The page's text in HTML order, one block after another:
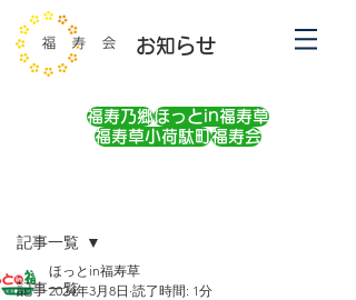
お知らせ
福寿乃郷ほっとin福寿草
福寿草小荷駄町福寿会
記事一覧
記事一覧
ほっとin福寿草
2024年3月8日 読了時間: 1分